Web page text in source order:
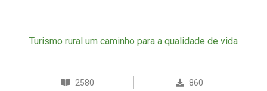
Turismo rural um caminho para a qualidade de vida
2580 860